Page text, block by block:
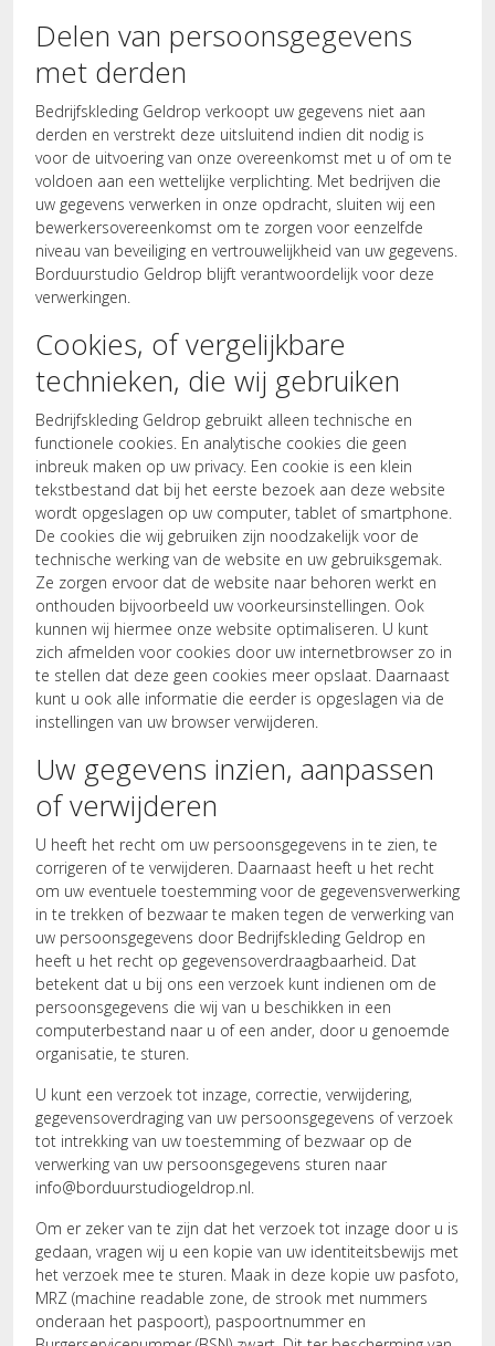
Delen van persoonsgegevens
met derden
Bedrijfskleding Geldrop verkoopt uw gegevens niet aan
derden en verstrekt deze uitsluitend indien dit nodig is
voor de uitvoering van onze overeenkomst met u of om te
voldoen aan een wettelijke verplichting. Met bedrijven die
uw gegevens verwerken in onze opdracht, sluiten wij een
bewerkersovereenkomst om te zorgen voor eenzelfde
niveau van beveiliging en vertrouwelijkheid van uw gegevens.
Borduurstudio Geldrop blijft verantwoordelijk voor deze
verwerkingen.
Cookies, of vergelijkbare
technieken, die wij gebruiken
Bedrijfskleding Geldrop gebruikt alleen technische en
functionele cookies. En analytische cookies die geen
inbreuk maken op uw privacy. Een cookie is een klein
tekstbestand dat bij het eerste bezoek aan deze website
wordt opgeslagen op uw computer, tablet of smartphone.
De cookies die wij gebruiken zijn noodzakelijk voor de
technische werking van de website en uw gebruiksgemak.
Ze zorgen ervoor dat de website naar behoren werkt en
onthouden bijvoorbeeld uw voorkeursinstellingen. Ook
kunnen wij hiermee onze website optimaliseren. U kunt
zich afmelden voor cookies door uw internetbrowser zo in
te stellen dat deze geen cookies meer opslaat. Daarnaast
kunt u ook alle informatie die eerder is opgeslagen via de
instellingen van uw browser verwijderen.
Uw gegevens inzien, aanpassen
of verwijderen
U heeft het recht om uw persoonsgegevens in te zien, te
corrigeren of te verwijderen. Daarnaast heeft u het recht
om uw eventuele toestemming voor de gegevensverwerking
in te trekken of bezwaar te maken tegen de verwerking van
uw persoonsgegevens door Bedrijfskleding Geldrop en
heeft u het recht op gegevensoverdraagbaarheid. Dat
betekent dat u bij ons een verzoek kunt indienen om de
persoonsgegevens die wij van u beschikken in een
computerbestand naar u of een ander, door u genoemde
organisatie, te sturen.
U kunt een verzoek tot inzage, correctie, verwijdering,
gegevensoverdraging van uw persoonsgegevens of verzoek
tot intrekking van uw toestemming of bezwaar op de
verwerking van uw persoonsgegevens sturen naar
info@borduurstudiogeldrop.nl.
Om er zeker van te zijn dat het verzoek tot inzage door u is
gedaan, vragen wij u een kopie van uw identiteitsbewijs met
het verzoek mee te sturen. Maak in deze kopie uw pasfoto,
MRZ (machine readable zone, de strook met nummers
onderaan het paspoort), paspoortnummer en